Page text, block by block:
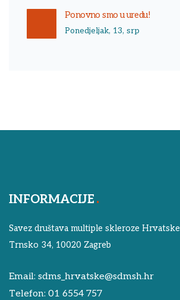
Ponovno smo u uredu!
Ponedjeljak, 13, srp
INFORMACIJE
Savez društava multiple skleroze Hrvatske
Trnsko 34, 10020 Zagreb
Email: sdms_hrvatske@sdmsh.hr
Telefon: 01 6554 757